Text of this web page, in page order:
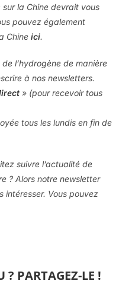
la Chine devrait vous
pouvez également
Chine ici.
l’hydrogène de manière
à nos newsletters.
» (pour recevoir tous
tous les lundis en fin de
suivre l’actualité de
? Alors notre newsletter
intéresser. Vous pouvez
? PARTAGEZ-LE !